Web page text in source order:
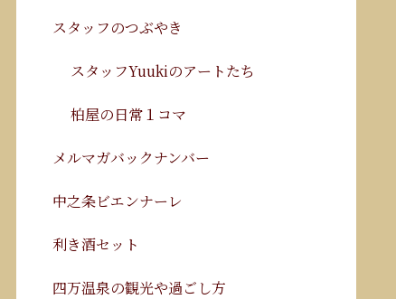
スタッフのつぶやき
スタッフYuukiのアートたち
柏屋の日常１コマ
メルマガバックナンバー
中之条ビエンナーレ
利き酒セット
四万温泉の観光や過ごし方